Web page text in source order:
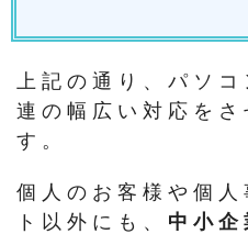
上記の通り、パソ
連の幅広い対応をさ
す。
個人のお客様や個
ト以外にも、 中小